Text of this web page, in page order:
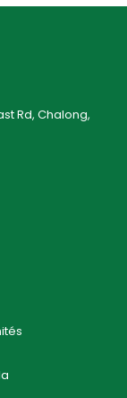
Rd, Chalong,